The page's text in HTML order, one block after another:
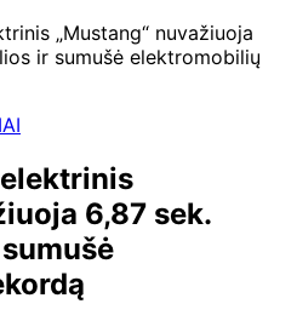
„Mustang“ nuvažiuoja
ir sumušė elektromobilių
elektrinis
6,87 sek.